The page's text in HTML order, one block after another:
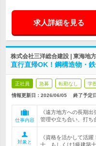
求人詳細を見る
株式会社三洋総合建設 | 東海地
直行直帰OK！鋼構造物・
正社員 急募 転勤なし 学
情報更新日：2026/06/05 終了予定
仕事内容
《遠方地方への長期
管理や立ち合い、打ち
対象と
《資格を活かして活
士、もしくは1級建築